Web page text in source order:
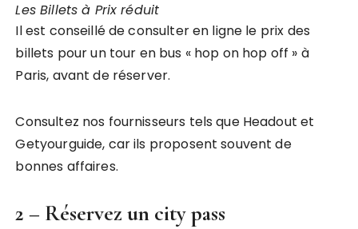
Les Billets à Prix réduit
Il est conseillé de consulter en ligne le prix des
billets pour un tour en bus « hop on hop off » à
Paris, avant de réserver.
Consultez nos fournisseurs tels que Headout et
Getyourguide, car ils proposent souvent de
bonnes affaires.
2 – Réservez un city pass